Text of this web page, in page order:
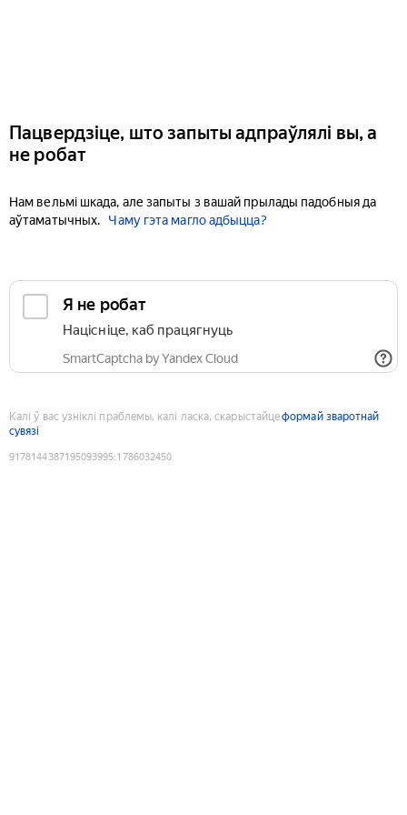
Пацвердзіце, што запыты адпраўлялі вы, а
не робат
Нам вельмі шкада, але запыты з вашай прылады падобныя да
аўтаматычных.
Чаму гэта магло адбыцца?
Я не робат
Націсніце, каб працягнуць
SmartCaptcha by Yandex Cloud
Калі ў вас узніклі праблемы, калі ласка, скарыстайцеформай зваротнай
сувязі
9178144387195093995:1786032450